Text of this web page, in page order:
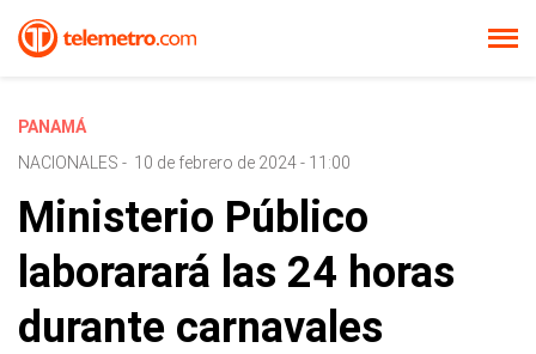
PANAMÁ
NACIONALES - 10 de febrero de 2024 - 11:00
Ministerio Público
laborarará las 24 horas
durante carnavales